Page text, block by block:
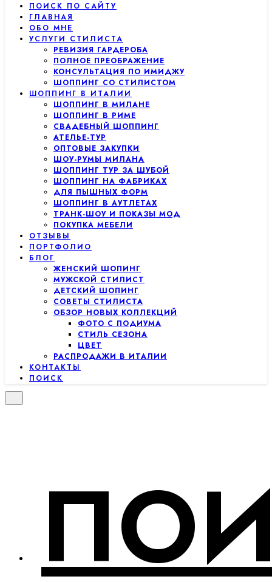
ПОИСК ПО САЙТУ
ГЛАВНАЯ
ОБО МНЕ
УСЛУГИ СТИЛИСТА
РЕВИЗИЯ ГАРДЕРОБА
ПОЛНОЕ ПРЕОБРАЖЕНИЕ
КОНСУЛЬТАЦИЯ ПО ИМИДЖУ
ШОППИНГ СО СТИЛИСТОМ
ШОППИНГ В ИТАЛИИ
ШОППИНГ В МИЛАНЕ
ШОППИНГ В РИМЕ
СВАДЕБНЫЙ ШОППИНГ
АТЕЛЬЕ-ТУР
ОПТОВЫЕ ЗАКУПКИ
ШОУ-РУМЫ МИЛАНА
ШОППИНГ ТУР ЗА ШУБОЙ
ШОППИНГ НА ФАБРИКАХ
ДЛЯ ПЫШНЫХ ФОРМ
ШОППИНГ В АУТЛЕТАХ
ТРАНК-ШОУ И ПОКАЗЫ МОД
ПОКУПКА МЕБЕЛИ
ОТЗЫВЫ
ПОРТФОЛИО
БЛОГ
ЖЕНСКИЙ ШОПИНГ
МУЖСКОЙ СТИЛИСТ
ДЕТСКИЙ ШОПИНГ
СОВЕТЫ СТИЛИСТА
ОБЗОР НОВЫХ КОЛЛЕКЦИЙ
ФОТО С ПОДИУМА
СТИЛЬ СЕЗОНА
ЦВЕТ
РАСПРОДАЖИ В ИТАЛИИ
КОНТАКТЫ
ПОИСК